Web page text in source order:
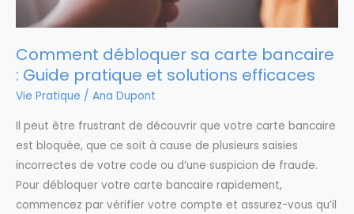
Comment débloquer sa carte bancaire
: Guide pratique et solutions efficaces
Vie Pratique / Ana Dupont
Il peut être frustrant de découvrir que votre carte bancaire
est bloquée, que ce soit à cause de plusieurs saisies
incorrectes de votre code ou d’une suspicion de fraude.
Pour débloquer votre carte bancaire rapidement,
commencez par vérifier votre compte et assurez-vous qu’il